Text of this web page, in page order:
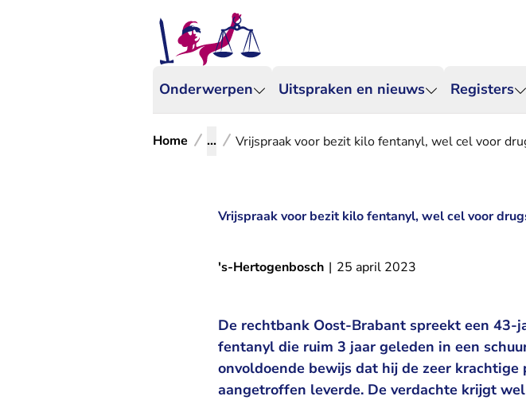
Onderwerpen Uitspraken en nieuws Registers
Home ... Vrijspraak voor bezit kilo fentanyl, wel cel voor
Vrijspraak voor bezit kilo fentanyl, wel cel voor
's-Hertogenbosch | 25 april 2023
De rechtbank Oost-Brabant spreekt een
fentanyl die ruim 3 jaar geleden in een
onvoldoende bewijs dat hij de zeer
aangetroffen leverde. De verdachte krijgt